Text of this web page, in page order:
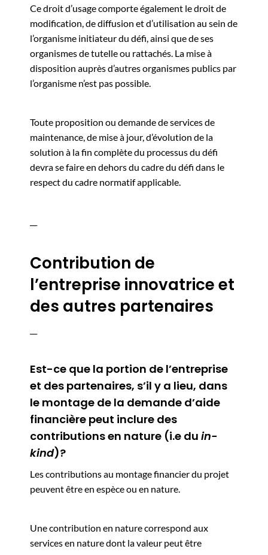
Ce droit d’usage comporte également le droit de
modification, de diffusion et d’utilisation au sein de
l’organisme initiateur du défi, ainsi que de ses
organismes de tutelle ou rattachés. La mise à
disposition auprès d’autres organismes publics par
l’organisme n’est pas possible.
Toute proposition ou demande de services de
maintenance, de mise à jour, d’évolution de la
solution à la fin complète du processus du défi
devra se faire en dehors du cadre du défi dans le
respect du cadre normatif applicable.
Contribution de
l’entreprise innovatrice et
des autres partenaires
Est-ce que la portion de l’entreprise
et des partenaires, s’il y a lieu, dans
le montage de la demande d’aide
financière peut inclure des
contributions en nature (i.e du in-
kind)?
Les contributions au montage financier du projet
peuvent être en espèce ou en nature.
Une contribution en nature correspond aux
services en nature dont la valeur peut être